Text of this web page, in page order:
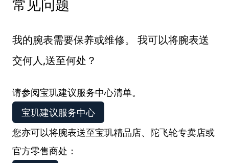
常见问题
我的腕表需要保养或维修。 我可以将腕表送
交何人,送至何处？
请参阅宝玑建议服务中心清单。
宝玑建议服务中心
您亦可以将腕表送至宝玑精品店、陀飞轮专卖店或
官方零售商处：